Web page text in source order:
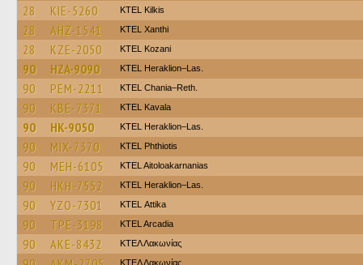
28 KIE-5260 KTEL Kilkis
28 AHZ-1541 KTEL Xanthi
28 KZE-2050 ΚΤΕL Kozani
90 HZA-9090 KTEL Heraklion–Las.
90 PEM-2211 KTEL Chania–Reth.
90 KBE-7371 KTEL Kavala
90 HK-9050 KTEL Heraklion–Las.
90 MIX-7370 ΚΤΕL Phthiotis
90 MEH-6105 KTEL Aitoloakarnanias
90 HKH-7552 KTEL Heraklion–Las.
90 YZO-7301 KΤΕL Αttika
90 TPE-3198 KTEL Arcadia
90 AKE-8432 ΚΤΕΛ Λακωνίας
ΚΤΕΛ Λακωνίας